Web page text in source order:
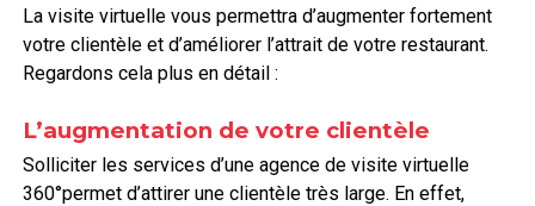
La visite virtuelle vous permettra d’augmenter fortement
votre clientèle et d’améliorer l’attrait de votre restaurant.
Regardons cela plus en détail :
L’augmentation de votre clientèle
Solliciter les services d’une agence de visite virtuelle
360°permet d’attirer une clientèle très large. En effet,